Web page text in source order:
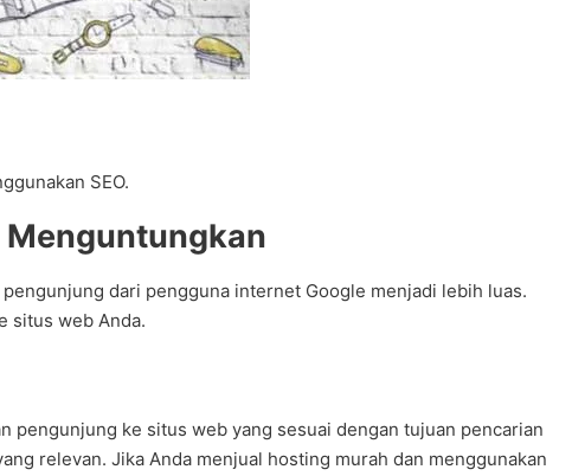
SEO.
Menguntungkan
dari pengguna internet Google menjadi lebih luas.
situs web Anda.
pengunjung ke situs web yang sesuai dengan tujuan pencarian
relevan. Jika Anda menjual hosting murah dan menggunakan